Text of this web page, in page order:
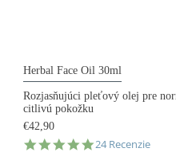
Herbal Face Oil 30ml
Rozjasňujúci pleťový olej pre
citlivú pokožku
€42,90
4.8
24 Recenzie